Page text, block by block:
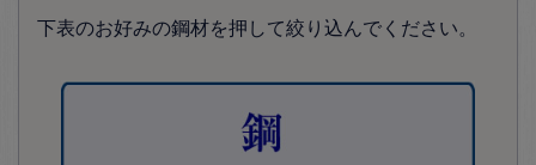
下表のお好みの鋼材を押して絞り込んでください。